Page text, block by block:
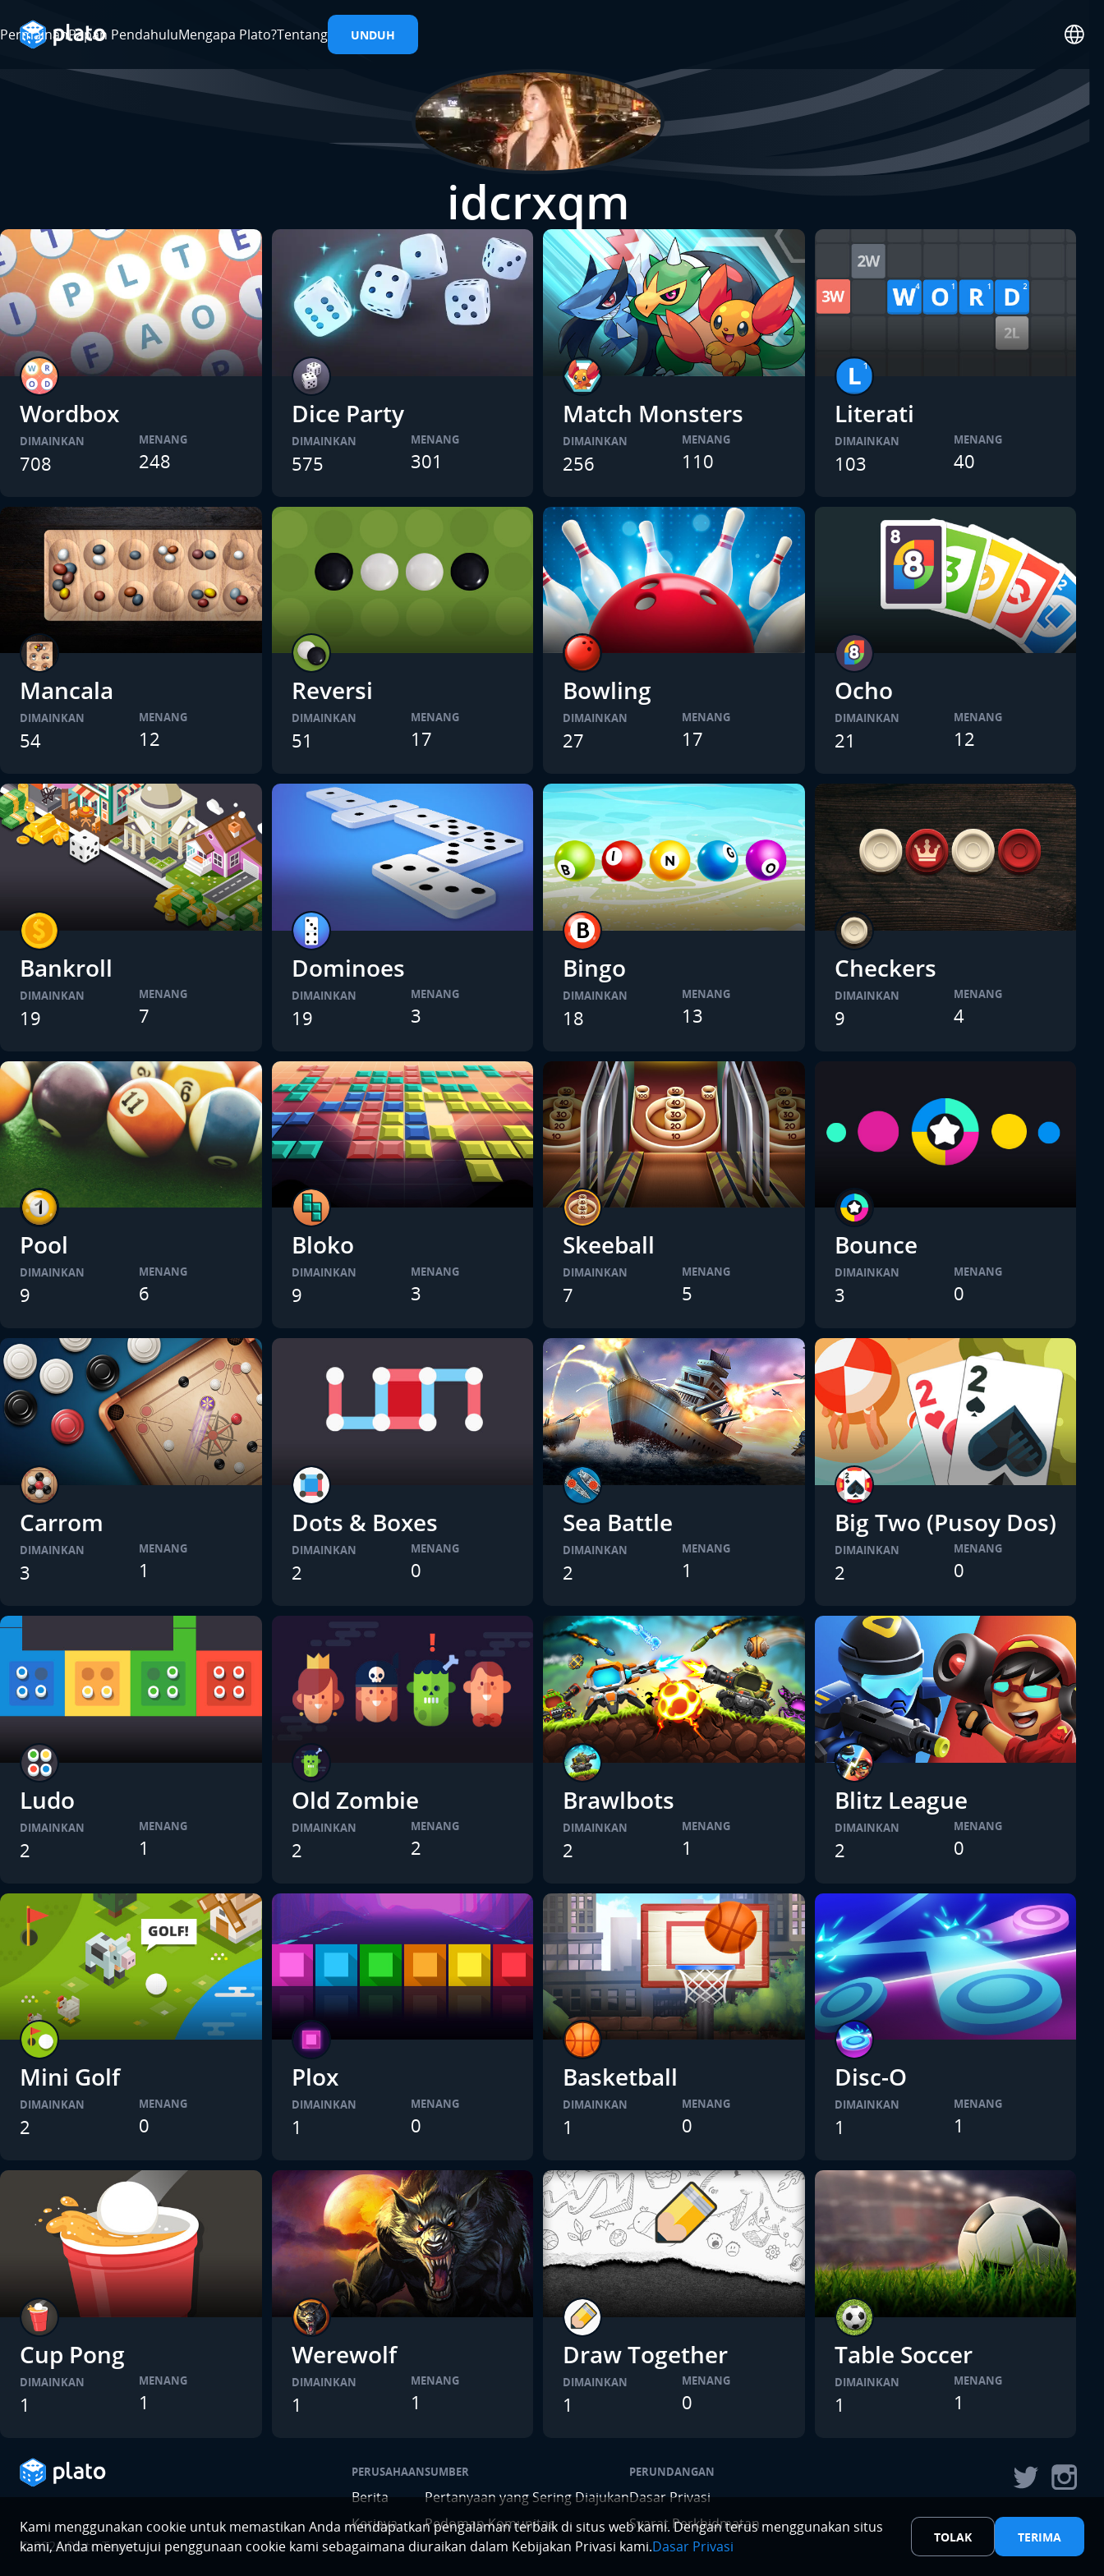
PermainanPapan PendahuluMengapa Plato?Tentang UNDUH
idcrxqm
Wordbox
DIMAINKAN
708
MENANG
248
Dice Party
DIMAINKAN
575
MENANG
301
Match Monsters
DIMAINKAN
256
MENANG
110
Literati
DIMAINKAN
103
MENANG
40
Mancala
DIMAINKAN
54
MENANG
12
Reversi
DIMAINKAN
51
MENANG
17
Bowling
DIMAINKAN
27
MENANG
17
Ocho
DIMAINKAN
21
MENANG
12
Bankroll
DIMAINKAN
19
MENANG
7
Dominoes
DIMAINKAN
19
MENANG
3
Bingo
DIMAINKAN
18
MENANG
13
Checkers
DIMAINKAN
9
MENANG
4
Pool
DIMAINKAN
9
MENANG
6
Bloko
DIMAINKAN
9
MENANG
3
Skeeball
DIMAINKAN
7
MENANG
5
Bounce
DIMAINKAN
3
MENANG
0
Carrom
DIMAINKAN
3
MENANG
1
Dots & Boxes
DIMAINKAN
2
MENANG
0
Sea Battle
DIMAINKAN
2
MENANG
1
Big Two (Pusoy Dos)
DIMAINKAN
2
MENANG
0
Ludo
DIMAINKAN
2
MENANG
1
Old Zombie
DIMAINKAN
2
MENANG
2
Brawlbots
DIMAINKAN
2
MENANG
1
Blitz League
DIMAINKAN
2
MENANG
0
Mini Golf
DIMAINKAN
2
MENANG
0
Plox
DIMAINKAN
1
MENANG
0
Basketball
DIMAINKAN
1
MENANG
0
Disc-O
DIMAINKAN
1
MENANG
1
Cup Pong
DIMAINKAN
1
MENANG
1
Werewolf
DIMAINKAN
1
MENANG
1
Draw Together
DIMAINKAN
1
MENANG
0
Table Soccer
DIMAINKAN
1
MENANG
1
PERUSAHAAN
Berita
Kerjaya
SUMBER
Pertanyaan yang Sering Diajukan
Pedoman Komunitas
PERUNDANGAN
Dasar Privasi
Syarat Perkhidmatan
©2026Plato Team.
Kami menggunakan cookie untuk memastikan Anda mendapatkan pengalaman terbaik di situs web kami. Dengan terus menggunakan situs
kami, Anda menyetujui penggunaan cookie kami sebagaimana diuraikan dalam Kebijakan Privasi kami.Dasar Privasi
TOLAK TERIMA